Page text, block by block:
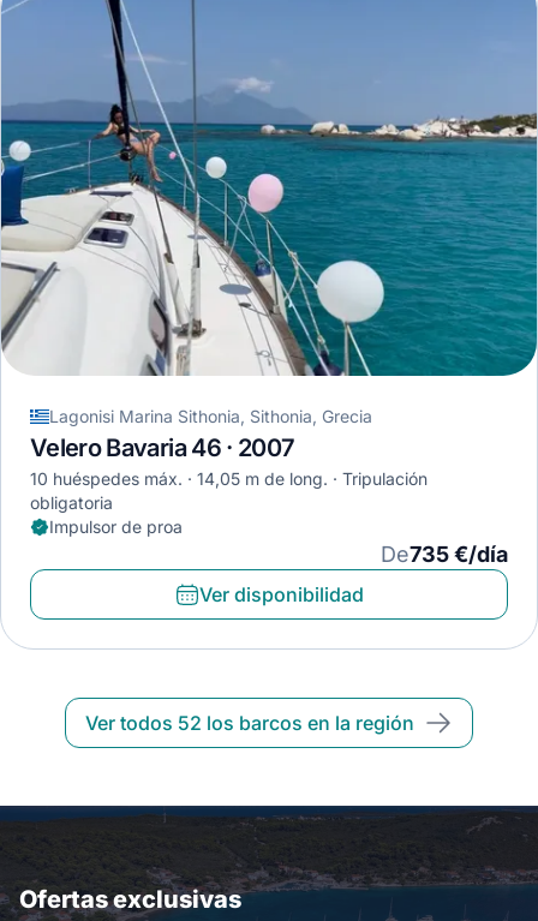
Lagonisi Marina Sithonia, Sithonia, Grecia
Velero Bavaria 46 · 2007
10 huéspedes máx. 14,05 m de long.
Tripulación
obligatoria
Impulsor de proa
De735 €/día
Ver disponibilidad
Ver todos 52 los barcos en la región
Ofertas exclusivas